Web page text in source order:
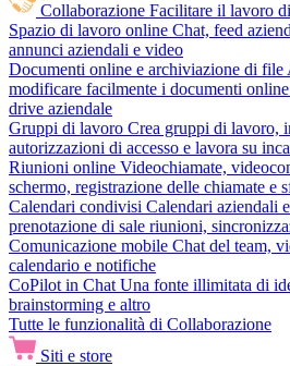
Collaborazione Facilitare il lavoro
Spazio di lavoro online Chat, feed
annunci aziendali e video
Documenti online e archiviazione di file
modificare facilmente i documenti
drive aziendale
Gruppi di lavoro Crea gruppi di lavoro,
autorizzazioni di accesso e lavora su
Riunioni online Videochiamate,
schermo, registrazione delle chiamate e
Calendari condivisi Calendari aziendali
prenotazione di sale riunioni,
Comunicazione mobile Chat del team,
calendario e notifiche
CoPilot in Chat Una fonte illimitata di
brainstorming e altro
Tutte le funzionalità di Collaborazione
Siti e store